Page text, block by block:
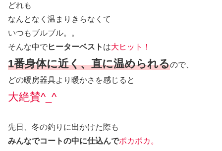
どれも
なんとなく温まりきらなくて
いつもブルブル。。
そんな中でヒーターベスト は大ヒット！
1番身体に近く、直に温められるので、
どの暖房器具より暖かさを感じると
大絶賛^_^
先日、冬の釣りに出かけた際も
みんなでコートの中に仕込んでポカポカ。